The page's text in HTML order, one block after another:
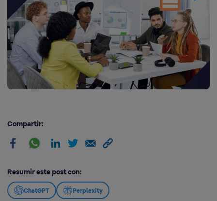
Compartir:
Resumir este post con:
ChatGPT Perplexity